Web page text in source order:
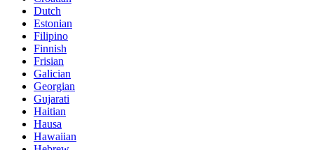
Dutch
Estonian
Filipino
Finnish
Frisian
Galician
Georgian
Gujarati
Haitian
Hausa
Hawaiian